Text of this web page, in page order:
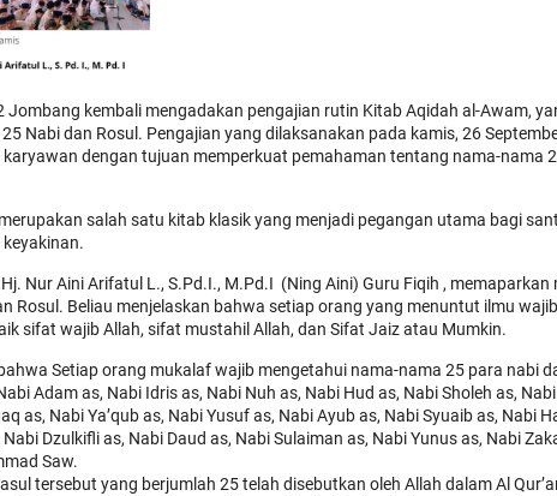
Jombang kembali mengadakan pengajian rutin Kitab Aqidah al-Awam,
Nabi dan Rosul. Pengajian yang dilaksanakan pada kamis, 26
dengan tujuan memperkuat pemahaman tentang nama-nama
salah satu kitab klasik yang menjadi pegangan utama bagi
Nur Aini Arifatul L., S.Pd.I., M.Pd.I (Ning Aini) Guru Fiqih , memaparkan
Rosul. Beliau menjelaskan bahwa setiap orang yang menuntut ilmu
sifat wajib Allah, sifat mustahil Allah, dan Sifat Jaiz atau Mumkin.
Setiap orang mukalaf wajib mengetahui nama-nama 25 para nabi
Adam as, Nabi Idris as, Nabi Nuh as, Nabi Hud as, Nabi Sholeh as,
as, Nabi Ya’qub as, Nabi Yusuf as, Nabi Ayub as, Nabi Syuaib as, Nabi
Dzulkifli as, Nabi Daud as, Nabi Sulaiman as, Nabi Yunus as, Nabi
Saw.
tersebut yang berjumlah 25 telah disebutkan oleh Allah dalam Al